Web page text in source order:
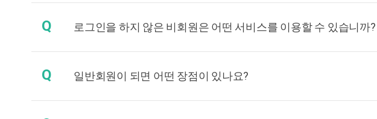
Q 로그인을 하지 않은 비회원은 어떤 서비스를 이용할 수 있습니까?
Q 일반회원이 되면 어떤 장점이 있나요?